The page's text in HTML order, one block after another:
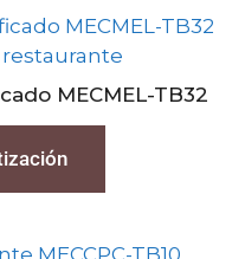
MECMEL-TB32